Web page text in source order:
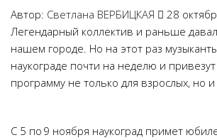
Автор: Светлана ВЕРБИЦКАЯ 28
Легендарный коллектив и раньше
нашем городе. Но на этот раз
наукограде почти на неделю и
программу не только для взрослых, но
С 5 по 9 ноября наукоград примет